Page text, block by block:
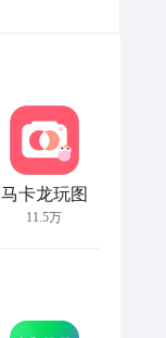
马卡龙玩图
11.5万